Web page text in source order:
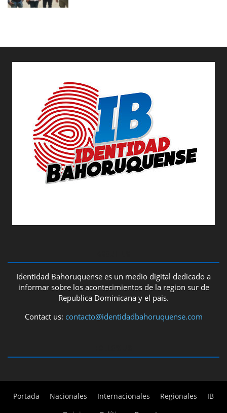
Identidad Bahoruquense es un medio digital dedicado a
informar sobre los acontecimientos de la region sur de
Republica Dominicana y el pais.
Contact us: contacto@identidadbahoruquense.com
Portada Nacionales Internacionales Regionales
IB